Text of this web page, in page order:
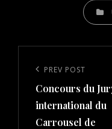
navigation
Previous
Post
PREV POST
Concours du
international du
Carrousel de